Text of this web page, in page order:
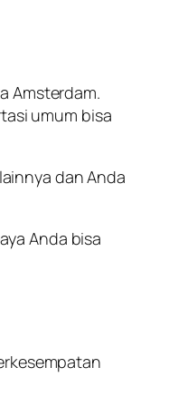
Amsterdam.
umum bisa
dan Anda
Anda bisa